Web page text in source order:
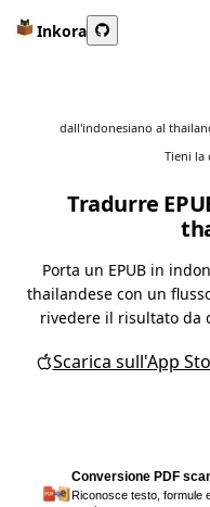
Inkora
dall'indonesiano al
Tieni la
Tradurre
Porta un EPUB in
thailandese con un
rivedere il risultato da
Scarica sull'App
Conversione PDF
Riconosce testo, formule